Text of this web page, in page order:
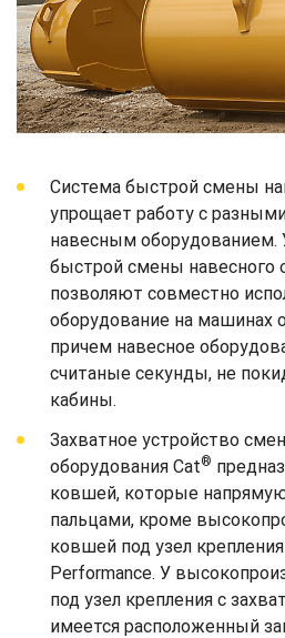
Система быстрой смены
упрощает работу с
навесным оборудованием.
быстрой смены навесного
позволяют совместно
оборудование на машинах
причем навесное
считаные секунды, не
кабины.
Захватное устройство
оборудования Cat®
ковшей, которые
пальцами, кроме
ковшей под узел
Performance. У
под узел крепления с
имеется расположенный